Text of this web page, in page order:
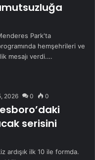
Park'ta
hemşehrileri ve
mesajı verdi.…
2026 0 0
serisini
ardışık ilk 10 ile formda.